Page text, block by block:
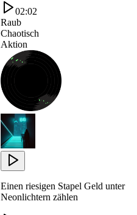
02:02
Raub
Chaotisch
Aktion
Einen riesigen Stapel Geld unter
Neonlichtern zählen